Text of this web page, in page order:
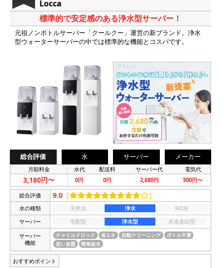
Locca
標準的で安定感のある浄水型サーバー！
元祖ノンボトルサーバー「クールクー」運営の新ブランド。浄水
型ウォーターサーバーの中では標準的な機能とコスパです。
総合評価 水 サーバー メーカー
月額料金 水代 配送料 サーバー代 電気代
3,180円〜 0円 0円 2,680円 500円〜
総合評価 9.0 ［ ］
水の種類 天然水 浄水
RO水
サーバー
宅配型 浄水型
水道直結型
サーバー
機能
チャイルドロック 省エネ 自動クリーニング
ボトル不要
使い放題
簡単給水
おすすめポイント